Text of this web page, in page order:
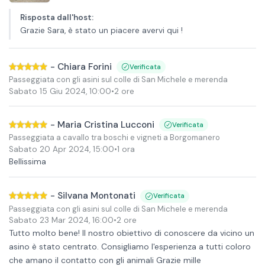
Risposta dall'host:
Grazie Sara, è stato un piacere avervi qui !
- Chiara Forini Verificata
Passeggiata con gli asini sul colle di San Michele e merenda
Sabato 15 Giu 2024, 10:00•2 ore
- Maria Cristina Lucconi Verificata
Passeggiata a cavallo tra boschi e vigneti a Borgomanero
Sabato 20 Apr 2024, 15:00•1 ora
Bellissima
- Silvana Montonati Verificata
Passeggiata con gli asini sul colle di San Michele e merenda
Sabato 23 Mar 2024, 16:00•2 ore
Tutto molto bene! Il nostro obiettivo di conoscere da vicino un
asino è stato centrato. Consigliamo l'esperienza a tutti coloro
che amano il contatto con gli animali Grazie mille